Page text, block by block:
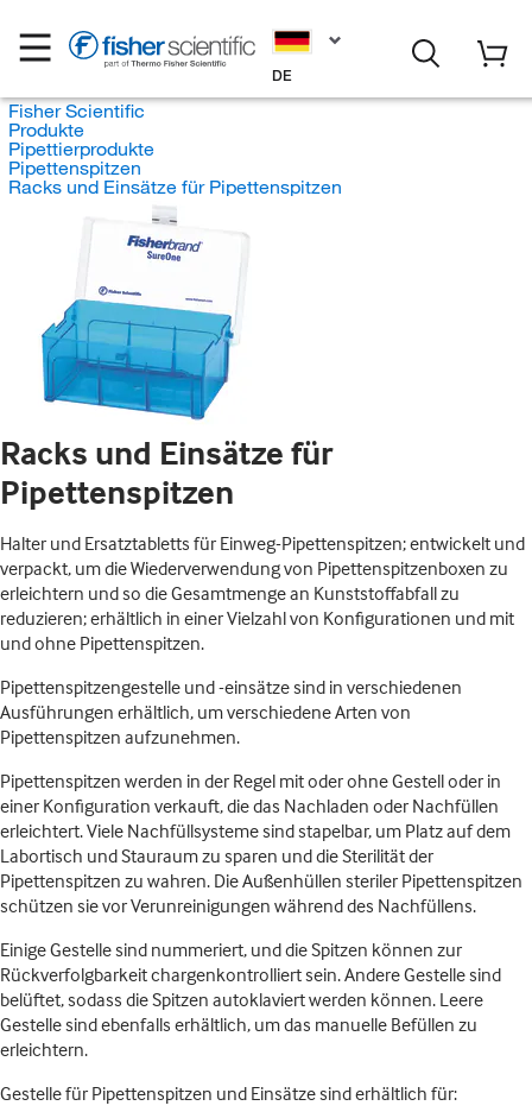
DE
Fisher Scientific
Produkte
Pipettierprodukte
Pipettenspitzen
Racks und Einsätze für Pipettenspitzen
Racks und Einsätze für
Pipettenspitzen
Halter und Ersatztabletts für Einweg-Pipettenspitzen; entwickelt und
verpackt, um die Wiederverwendung von Pipettenspitzenboxen zu
erleichtern und so die Gesamtmenge an Kunststoffabfall zu
reduzieren; erhältlich in einer Vielzahl von Konfigurationen und mit
und ohne Pipettenspitzen.
Pipettenspitzengestelle und -einsätze sind in verschiedenen
Ausführungen erhältlich, um verschiedene Arten von
Pipettenspitzen aufzunehmen.
Pipettenspitzen werden in der Regel mit oder ohne Gestell oder in
einer Konfiguration verkauft, die das Nachladen oder Nachfüllen
erleichtert. Viele Nachfüllsysteme sind stapelbar, um Platz auf dem
Labortisch und Stauraum zu sparen und die Sterilität der
Pipettenspitzen zu wahren. Die Außenhüllen steriler Pipettenspitzen
schützen sie vor Verunreinigungen während des Nachfüllens.
Einige Gestelle sind nummeriert, und die Spitzen können zur
Rückverfolgbarkeit chargenkontrolliert sein. Andere Gestelle sind
belüftet, sodass die Spitzen autoklaviert werden können. Leere
Gestelle sind ebenfalls erhältlich, um das manuelle Befüllen zu
erleichtern.
Gestelle für Pipettenspitzen und Einsätze sind erhältlich für: